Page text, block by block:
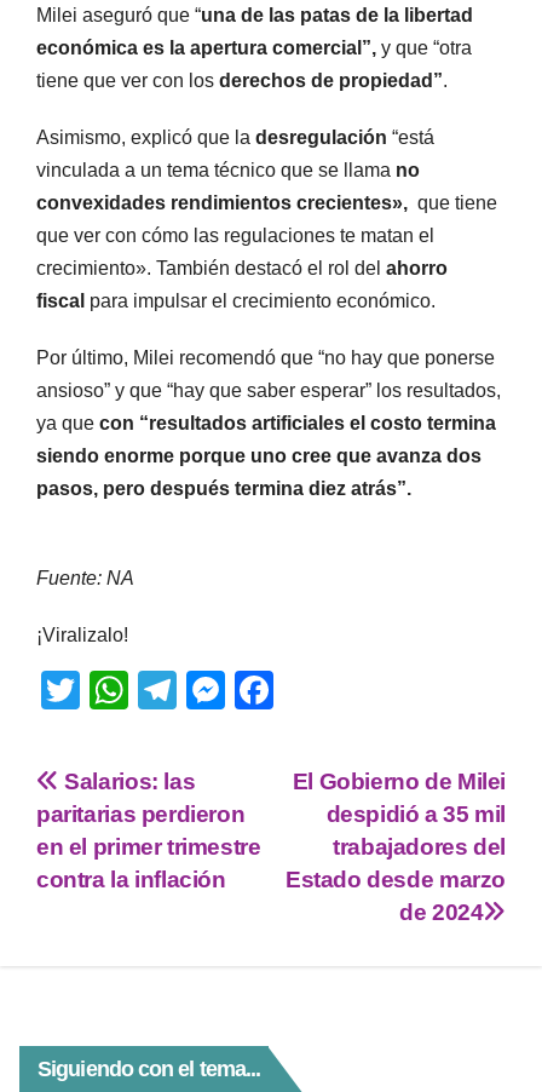
Milei aseguró que “una de las patas de la libertad
económica es la apertura comercial”, y que “otra
tiene que ver con los derechos de propiedad”.
Asimismo, explicó que la desregulación “está
vinculada a un tema técnico que se llama no
convexidades rendimientos crecientes», que tiene
que ver con cómo las regulaciones te matan el
crecimiento». También destacó el rol del ahorro
fiscal para impulsar el crecimiento económico.
Por último, Milei recomendó que “no hay que ponerse
ansioso” y que “hay que saber esperar” los resultados,
ya que con “resultados artificiales el costo termina
siendo enorme porque uno cree que avanza dos
pasos, pero después termina diez atrás”.
Fuente: NA
¡Viralizalo!
T
tt
er
W
at
s
A
p
T
e
gr
a
m
M
e
n
o
El Gobierno de Milei
despidió a 35 mil
trabajadores del
Estado desde marzo
de 2024
Salarios: las
paritarias perdieron
en el primer trimestre
contra la inflación
Siguiendo con el tema...